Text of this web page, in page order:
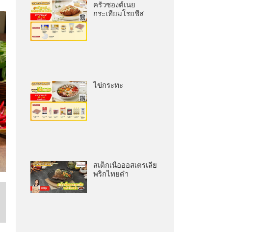
ครัวซองต์เนย
กระเทียมโรยชีส
ไข่กระทะ
สเต็กเนื้อออสเตรเลีย
พริกไทยดำ